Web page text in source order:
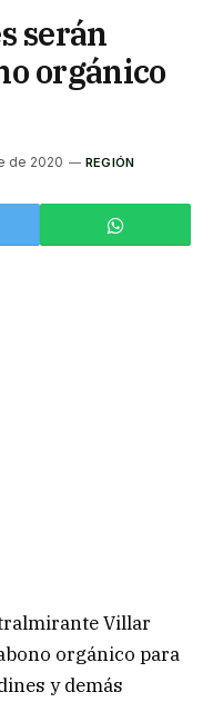
serán
orgánico
de 2020 REGIÓN
Villar
orgánico para
y demás